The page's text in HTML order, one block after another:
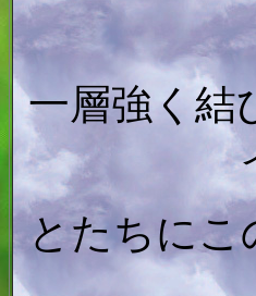
一層強く結
とたちにこ